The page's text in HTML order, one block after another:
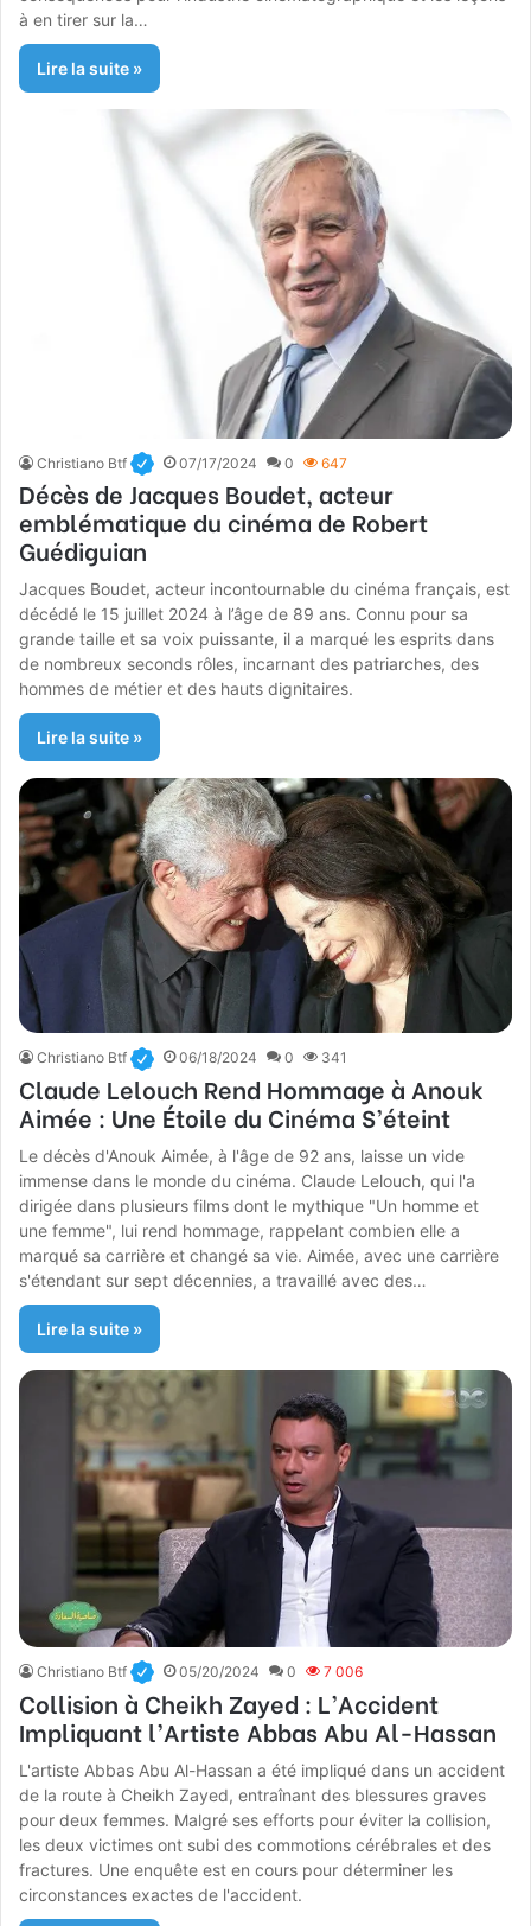
à en tirer sur la…
Lire la suite »
Christiano Btf 07/17/2024 0 647
Décès de Jacques Boudet, acteur
emblématique du cinéma de Robert
Guédiguian
Jacques Boudet, acteur incontournable du cinéma français, est
décédé le 15 juillet 2024 à l’âge de 89 ans. Connu pour sa
grande taille et sa voix puissante, il a marqué les esprits dans
de nombreux seconds rôles, incarnant des patriarches, des
hommes de métier et des hauts dignitaires.
Lire la suite »
Christiano Btf 06/18/2024 0 341
Claude Lelouch Rend Hommage à Anouk
Aimée : Une Étoile du Cinéma S’éteint
Le décès d'Anouk Aimée, à l'âge de 92 ans, laisse un vide
immense dans le monde du cinéma. Claude Lelouch, qui l'a
dirigée dans plusieurs films dont le mythique "Un homme et
une femme", lui rend hommage, rappelant combien elle a
marqué sa carrière et changé sa vie. Aimée, avec une carrière
s'étendant sur sept décennies, a travaillé avec des…
Lire la suite »
Christiano Btf 05/20/2024 0 7 006
Collision à Cheikh Zayed : L’Accident
Impliquant l’Artiste Abbas Abu Al-Hassan
L'artiste Abbas Abu Al-Hassan a été impliqué dans un accident
de la route à Cheikh Zayed, entraînant des blessures graves
pour deux femmes. Malgré ses efforts pour éviter la collision,
les deux victimes ont subi des commotions cérébrales et des
fractures. Une enquête est en cours pour déterminer les
circonstances exactes de l'accident.